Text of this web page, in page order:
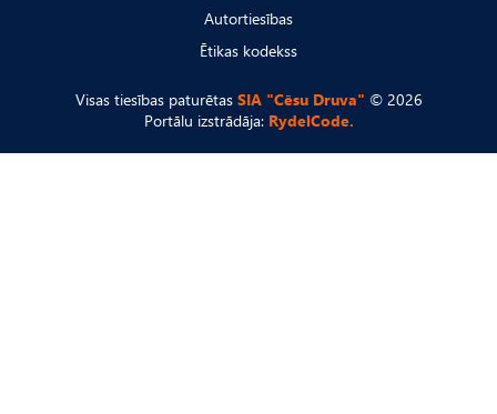
Autortiesības
Ētikas kodekss
Visas tiesības paturētas SIA "Cēsu Druva" © 2026
Portālu izstrādāja: RydelCode.